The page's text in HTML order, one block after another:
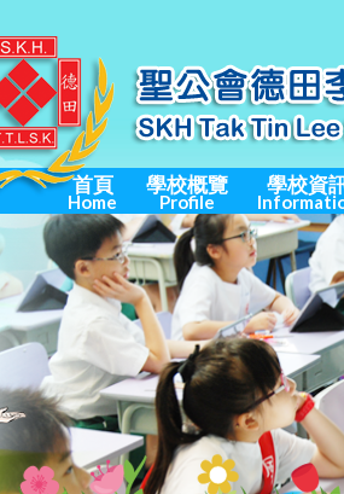
首頁
Home
學校概覽
Profile
學校資